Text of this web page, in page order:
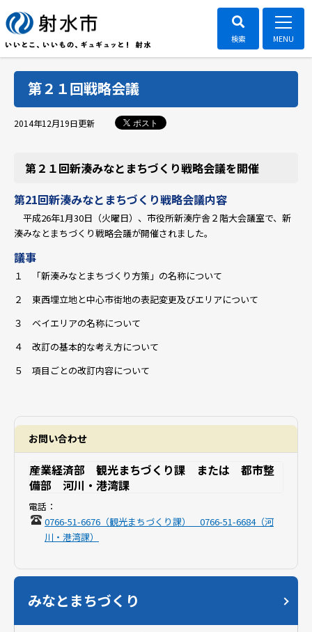
第２１回戦略会議
2014年12月19日更新 ポスト
第２１回新湊みなとまちづくり戦略会議を開催
第21回新湊みなとまちづくり戦略会議内容
平成26年1月30日（火曜日）、市役所新湊庁舎２階大会議室で、新
湊みなとまちづくり戦略会議が開催されました。
議事
１ 「新湊みなとまちづくり方策」の名称について
２ 東西埋立地と中心市街地の表記変更及びエリアについて
３ ベイエリアの名称について
４ 改訂の基本的な考え方について
５ 項目ごとの改訂内容について
お問い合わせ
産業経済部 観光まちづくり課 または 都市整
備部 河川・港湾課
電話：
0766-51-6676（観光まちづくり課） 0766-51-6684（河
川・港湾課）
みなとまちづくり